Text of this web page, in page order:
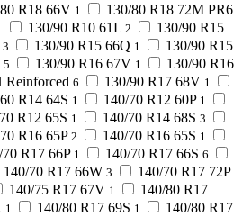
R18 66V 1 130/80 R18 72M PR6
130/90 R10 61L 2
130/90 R15
3 130/90 R15 66Q 1
130/90 R15
5 130/90 R16 67V 1
130/90 R16
Reinforced 6 130/90 R17 68V 1
R14 64S 1 140/70 R12 60P 1
R12 65S 1 140/70 R14 68S 3
R16 65P 2 140/70 R16 65S 1
70 R17 66P 1 140/70 R17 66S 6
140/70 R17 66W 3 140/70 R17 72P
140/75 R17 67V 1
140/80 R17
1 140/80 R17 69S 1
140/80 R17